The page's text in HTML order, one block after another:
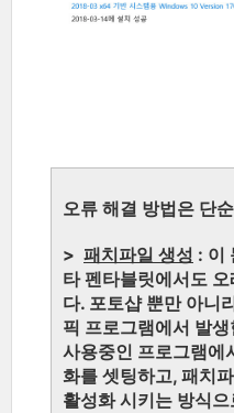
오류 해결 방법은 단
> 패치파일 생성 : 이
타 펜타블릿에서도
다. 포토샵 뿐만 아니
픽 프로그램에서 발
사용중인 프로그램
화를 셋팅하고, 패치
활성화 시키는 방식